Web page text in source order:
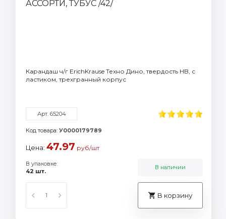
Карандаш ч/г ErichKrause Техно Дино, твердость HB, с
ластиком, трехгранный корпус
Арт. 65204
Код товара: У0000179789
Цена: 47.97 руб/шт
В упаковке:
42 шт.
В наличии
В корзину